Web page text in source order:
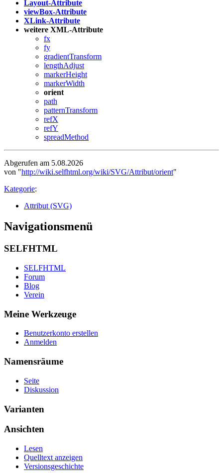
Layout-Attribute
viewBox-Attribute
XLink-Attribute
weitere XML-Attribute
fx
fy
gradientTransform
lengthAdjust
markerHeight
markerWidth
orient
path
patternTransform
refX
refY
spreadMethod
Abgerufen am 5.08.2026
von "http://wiki.selfhtml.org/wiki/SVG/Attribut/orient"
Kategorie:
Attribut (SVG)
Navigationsmenü
SELFHTML
SELFHTML
Forum
Blog
Verein
Meine Werkzeuge
Benutzerkonto erstellen
Anmelden
Namensräume
Seite
Diskussion
Varianten
Ansichten
Lesen
Quelltext anzeigen
Versionsgeschichte